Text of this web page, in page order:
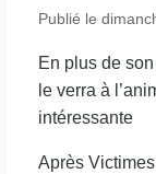
Publié le
En plus de
le verra à
intéressante
Après